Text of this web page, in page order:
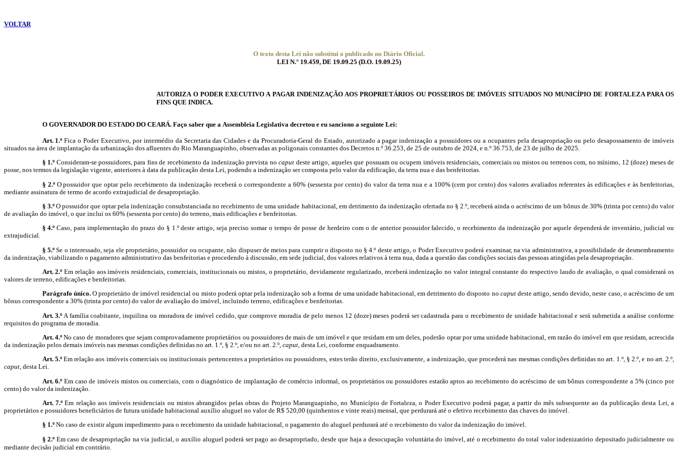
VOLTAR
O texto desta Lei não substitui o publicado no Diário Oficial.
LEI N.° 19.459, DE 19.09.25 (D.O. 19.09.25)
AUTORIZA O PODER EXECUTIVO A PAGAR INDENIZAÇÃO AOS PROPRIETÁRIOS OU POSSEIROS DE IMÓVEIS SITUADOS NO MUNICÍPIO DE FORTALEZA PARA OS
FINS QUE INDICA.
O GOVERNADOR DO ESTADO DO CEARÁ. Faço saber que a Assembleia Legislativa decretou e eu sanciono a seguinte Lei:
Art. 1.º Fica o Poder Executivo, por intermédio da Secretaria das Cidades e da Procuradoria-Geral do Estado, autorizado a pagar indenização a possuidores ou a ocupantes pela desapropriação ou pelo desapossamento de imóveis
situados na área de implantação da urbanização dos afluentes do Rio Maranguapinho , observadas as poligonais constantes dos Decretos n.º 36.253, de 25 de outubro de 2024, e n.º 36.753, de 23 de julho de 2025.
§ 1.º Consideram-se possuidores, para fins de recebimento da indenização prevista nocaput deste artigo, aqueles que possuam ou ocupem imóveis residenciais, comerciais ou mistos ou terrenos com, no mínimo, 12 (doze) meses de
posse, nos termos da legislação vigente, anteriores à data da publicação desta Lei, podendo a indenização ser composta pelo valor da edificação, da terra nua e das benfeitorias.
§ 2.ºO possuidor que optar pelo recebimento da indenização receberá o correspondente a 60% (sessenta por cento) do valor da terra nua e a 100% (cem por cento) dos valores avaliados referentes às edificações e às benfeitorias,
mediante assinatura de termo de acordo extrajudicial de desapropriação.
§ 3.ºO possuidor que optar pela indenização consubstanciada no recebimento de uma unidade habitacional, em detrimento da indenização ofertada no § 2.º, receberá ainda o acréscimo de um bônus de 30% (trinta por cento) do valor
de avaliação do imóvel, o que inclui os 60% (sessenta por cento) do terreno, mais edificações e benfeitorias.
§ 4.º Caso, paraimplementação do prazo do § 1.º deste artigo, seja preciso somar o tempo de posse de herdeiro com o de anterior possuidor falecido, o recebimento da indenização por aquele dependerá de inventário, judicial ou
extrajudicial.
§ 5.ºSe o interessado , seja ele proprietário, possuidor ou ocupante, não dispuser de meios para cumprir o disposto no § 4.º deste artigo, o Poder Executivo poderá examinar, na via administrativa, a possibilidade de desmembramento
da indenização, viabilizando o pagamento administrativo das benfeitorias e procedendo à discussão, em sede judicial, dos valores relativos à terra nua, dada a questão das condições sociais das pessoas atingidas pela desapropriação.
Art. 2.º Em relação aos imóveis residenciais, comerciais, institucionais ou mistos, o proprietário, devidamente regularizado, receberá indenização no valor integral constante do respectivo laudo de avaliação, o qual considerará os
valores de terreno, edificações e benfeitorias.
Parágrafo único.O proprietário de imóvel residencial ou misto poderá optar pela indenização sob a forma de uma unidade habitacional, em detrimento do disposto no caput deste artigo, sendo devido, neste caso, o acréscimo de um
bônus correspondente a 30% (trinta por cento) do valor de avaliação do imóvel, incluindo terreno, edificações e benfeitorias.
Art. 3.º A família coabitante, inquilina ou moradora de imóvel cedido, que comprove moradia de pelo menos 12 (doze) meses poderá ser cadastrada para o recebimento de unidade habitacional e será submetida a análise conforme
requisitos do programa de moradia.
Art. 4.ºNo caso de moradores que sejam comprovadamente proprietários ou possuidores de mais de um imóvel e que residam em um deles, poderão optar por uma unidade habitacional, em razão do imóvel em que residam, acrescida
da indenização pelos demais imóveis nas mesmas condições definidas no art. 1.º, § 2.º, e/ou no art. 2.º, caput , desta Lei, conforme enquadramento.
Art. 5.ºEm relação aos imóveis comerciais ou institucionais pertencentes a proprietários ou possuidores, estes terão direito, exclusivamente, a indenização, que procederá nas mesmas condições definidas no art. 1.º, § 2.º, e no art. 2.º,
caput, desta Lei.
Art. 6.º Em caso de imóveis mistos ou comerciais, com o diagnóstico de implantação de comércio informal, os proprietários ou possuidores estarão aptos ao recebimento do acréscimo de um bônus correspondente a 5% (cinco por
cento) do valor da indenização
Art. 7.º Em relação aos imóveis residenciais ou mistos abrangidos pelas obras do Projeto Maranguapinho , no Município de Fortaleza, o Poder Executivo poderá pagar, a partir do mêssubsequente ao da publicação desta Lei, a
proprietários e possuidores beneficiários de futura unidade habitacional auxílio aluguel no valor de R$ 520,00 (quinhentos e vinte reais) mensal , que perdurará até o efetivo recebimento das chaves do imóvel.
§ 1.ºNo caso de existir algum impedimento para o recebimento da unidade habitacional, o pagamento do aluguel perdurará até o recebimento do valor da indenização do imóvel.
§ 2.º Em caso de desapropriação na via judicial, o auxílio aluguel poderá ser pago ao desapropriado, desde que haja a desocupação voluntária do imóvel, até o recebimento do total valor indenizatório depositado judicialmente ou
mediante decisão judicial em contrário.